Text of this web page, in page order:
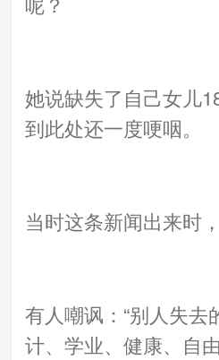
她说缺失了自己女儿
到此处还一度哽咽。
当时这条新闻出来时
有人嘲讽：“别人失去
计、学业、健康、自